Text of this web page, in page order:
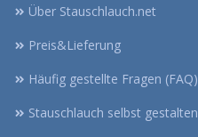
Über Stauschlauch.net
Preis&Lieferung
Häufig gestellte Fragen (FAQ)
Stauschlauch selbst gestalten